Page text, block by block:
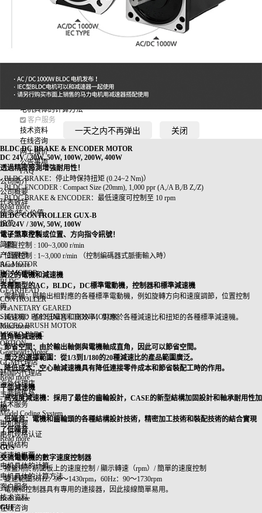
韩国内代理店
电机结构
减速机概要
电机具体的计算
电机具体的计算方法
客户服务
技术资料
在线咨询
网上报价
公告事项
FAQ
公司简介
公司概要
代表致辞
使命/核心价值
沿革
认证书及专利
简图
产品展示
AC MOTOR
DC MOTOR
BLDC
GEARHEAD
CONTROLLER
PLANETARY GEARED
SHADED POLE INDUCTION MOTOR
MICRO BRUSH MOTOR
MICRO BLDC
OPTION
Gearhead+Motor
GGM代理店
韩国内代理店
海外代理店
主要销售处
技术服务
Model Coding System
电机概要
电机规格认证
电机结构
减速机概要
电机具体的计算
电机具体的计算方法
客户服务
技术资料
在线咨询
一天之内不再弹出 关闭
BLDC DC BRAKE & ENCODER MOTOR
DC 24V / 30W, 50W, 100W, 200W, 400W
透過精密感測增強耐用性！
- BLDC BRAKE：停止時保持扭矩 (0.24~2 Nm)）
- BLDC ENCODER : Compact Size (20mm), 1,000 ppr (A,/A B,/B Z,/Z)
- BLDC BRAKE & ENCODER：最低速度可控制至 10 rpm
Read more
BLDC CONTROLLER GUX-B
DC 24V / 30W, 50W, 100W
電子煞車控製或位置、方向指令訊號！
- 速度控制 : 100~3,000 r/min
- 位置控制 : 1~3,000 r/min （控制編碼器式脈衝輸入時）
Read more
廣泛的電機和減速機
各種類型的AC，BLDC，DC標準電動機，控制器和標準減速機
- 電動機：與輸出相對應的各種標準電動機，例如旋轉方向和速度調節，位置控制
等。
- 減速機：基於低噪音和高效率，對應於各種減速比和扭矩的各種標準減速機。
Read more
直角軸減速機
- 節省空間：由於輸出軸側與電機軸成直角，因此可以節省空間。
- 廣泛的選擇範圍：從1/3到1/180的20種減速比的產品範圍廣泛。
- 降低成本：空心軸減速機具有降低連接零件成本和節省裝配工時的作用。
Read more
平面減速機
- 高強度減速機：採用了最佳的齒輪設計，CASE的新型結構加固設計和軸承耐用性加
固。
- 低噪音：電機和齒輪頭的各種結構設計技術，精密加工技術和裝配技術的結合實現
了低噪音
Read more
GUS
交流電動機的數字速度控制器
- 撥盤用於前面板上的速度控制 / 顯示轉速（rpm）/ 簡單的速度控制
- 變速範圍50Hz：90〜1430rpm，60Hz：90〜1730rpm
- 電機和控制器具有專用的連接器，因此接線簡單易用。
Read more
GUF